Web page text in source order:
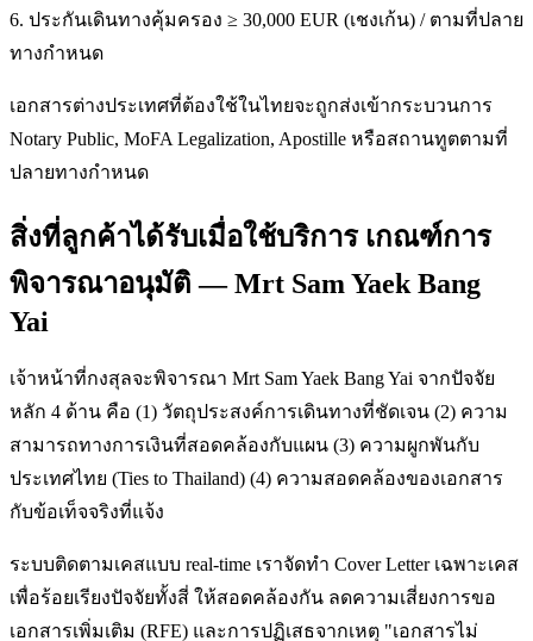
6. ประกันเดินทางคุ้มครอง ≥ 30,000 EUR (เชงเก้น) / ตามที่ปลาย
ทางกำหนด
เอกสารต่างประเทศที่ต้องใช้ในไทยจะถูกส่งเข้ากระบวนการ
Notary Public, MoFA Legalization, Apostille หรือสถานทูตตามที่
ปลายทางกำหนด
สิ่งที่ลูกค้าได้รับเมื่อใช้บริการ เกณฑ์การ
พิจารณาอนุมัติ — Mrt Sam Yaek Bang
Yai
เจ้าหน้าที่กงสุลจะพิจารณา Mrt Sam Yaek Bang Yai จากปัจจัย
หลัก 4 ด้าน คือ (1) วัตถุประสงค์การเดินทางที่ชัดเจน (2) ความ
สามารถทางการเงินที่สอดคล้องกับแผน (3) ความผูกพันกับ
ประเทศไทย (Ties to Thailand) (4) ความสอดคล้องของเอกสาร
กับข้อเท็จจริงที่แจ้ง
ระบบติดตามเคสแบบ real-time เราจัดทำ Cover Letter เฉพาะเคส
เพื่อร้อยเรียงปัจจัยทั้งสี่ ให้สอดคล้องกัน ลดความเสี่ยงการขอ
เอกสารเพิ่มเติม (RFE) และการปฏิเสธจากเหตุ "เอกสารไม่